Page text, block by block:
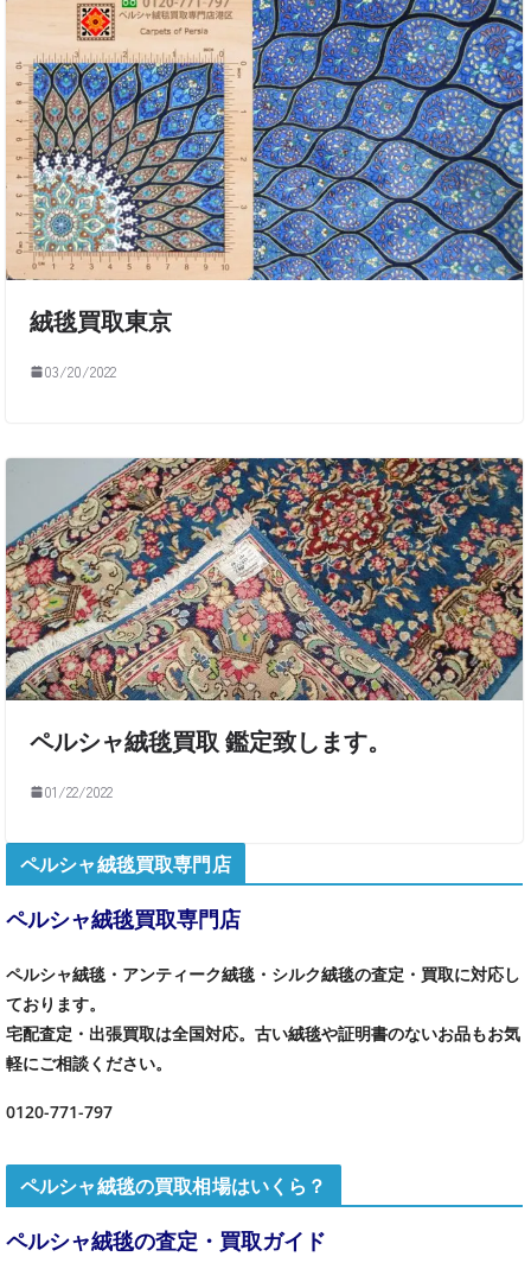
絨毯買取東京
03/20/2022
ペルシャ絨毯買取 鑑定致します。
01/22/2022
ペルシャ絨毯買取専門店
ペルシャ絨毯買取専門店
ペルシャ絨毯・アンティーク絨毯・シルク絨毯の査定・買取に対応し
ております。
宅配査定・出張買取は全国対応。古い絨毯や証明書のないお品もお気
軽にご相談ください。
0120-771-797
ペルシャ絨毯の買取相場はいくら？
ペルシャ絨毯の査定・買取ガイド